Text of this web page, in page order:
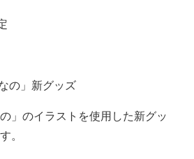
の」新グッズ
」のイラストを使用した新グッ
。